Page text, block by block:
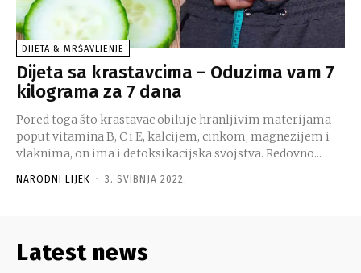
DIJETA & MRŠAVLJENJE
Dijeta sa krastavcima – Oduzima vam 7
kilograma za 7 dana
Pored toga što krastavac obiluje hranljivim materijama
poput vitamina B, C i E, kalcijem, cinkom, magnezijem i
vlaknima, on ima i detoksikacijska svojstva. Redovno...
NARODNI LIJEK - 3. SVIBNJA 2022.
Latest news